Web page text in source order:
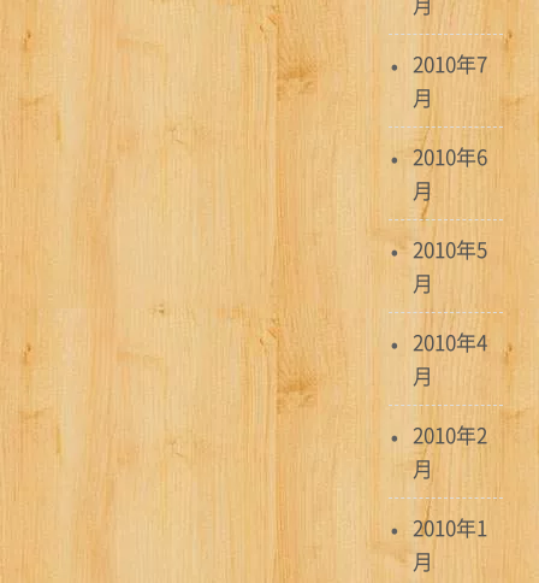
2010年7
月
2010年6
月
2010年5
月
2010年4
月
2010年2
月
2010年1
月